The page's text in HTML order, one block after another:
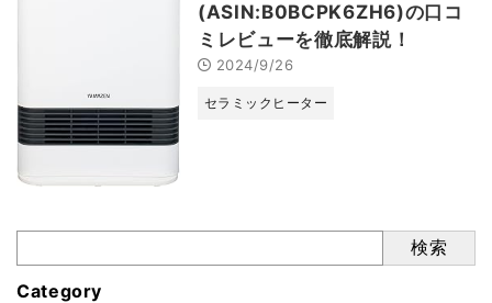
(ASIN:B0BCPK6ZH6)の口コ
ミレビューを徹底解説！
2024/9/26
セラミックヒーター
検索
Category